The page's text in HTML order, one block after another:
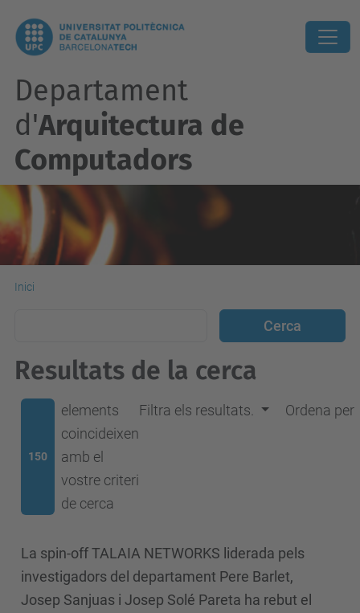
Departament
d'Arquitectura de
Computadors
Inici
Resultats de la cerca
150
elements
coincideixen
amb el
vostre criteri
de cerca
Filtra els resultats. Ordena per
La spin-off TALAIA NETWORKS liderada pels
investigadors del departament Pere Barlet,
Josep Sanjuas i Josep Solé Pareta ha rebut el